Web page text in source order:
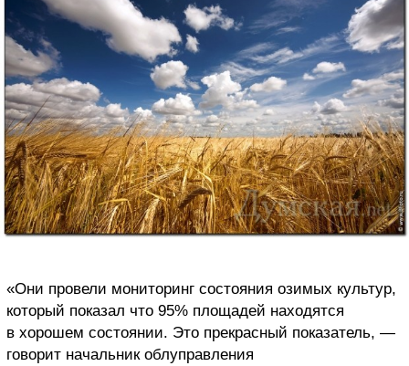
«Они провели мониторинг состояния озимых культур,
который показал что 95% площадей находятся
в хорошем состоянии. Это прекрасный показатель, —
говорит начальник облуправления